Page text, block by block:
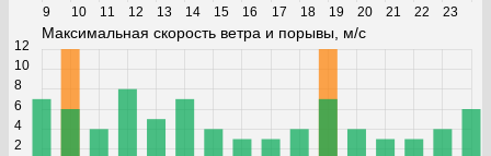
9 10 11 12 13 14 15 16 17 18 19 20 21 22 23
Максимальная скорость ветра и порывы, м/с
2
4
6
8
10
12